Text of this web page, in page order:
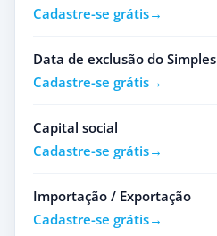
Cadastre-se grátis
Data de exclusão do Simples
Cadastre-se grátis
Capital social
Cadastre-se grátis
Importação / Exportação
Cadastre-se grátis